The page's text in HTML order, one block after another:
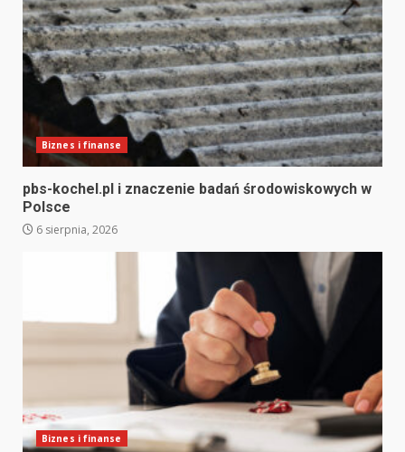
Biznes i finanse
pbs-kochel.pl i znaczenie badań środowiskowych w
Polsce
6 sierpnia, 2026
Biznes i finanse